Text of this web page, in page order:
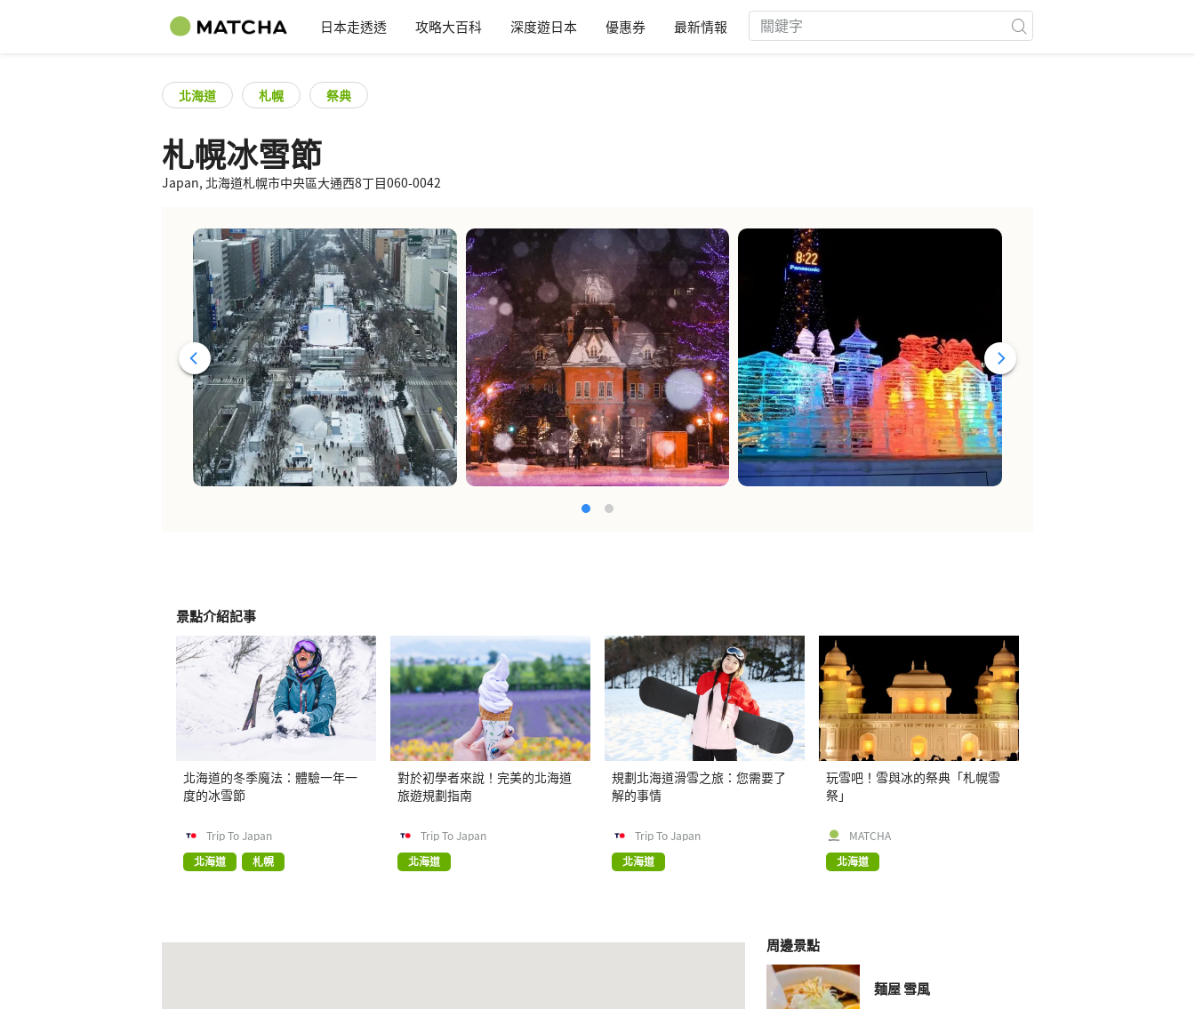
日本走透透 攻略大百科 深度遊日本 優惠券 最新情報
北海道 札幌 祭典
札幌冰雪節
Japan, 北海道札幌市中央區大通西8丁目060-0042
景點介紹記事
北海道的冬季魔法：體驗一年一
度的冰雪節
Trip To Japan
北海道
札幌
對於初學者來說！完美的北海道
旅遊規劃指南
Trip To Japan
北海道
規劃北海道滑雪之旅：您需要了
解的事情
Trip To Japan
北海道
玩雪吧！雪與冰的祭典「札幌雪
祭」
MATCHA
北海道
周邊景點
麺屋 雪風